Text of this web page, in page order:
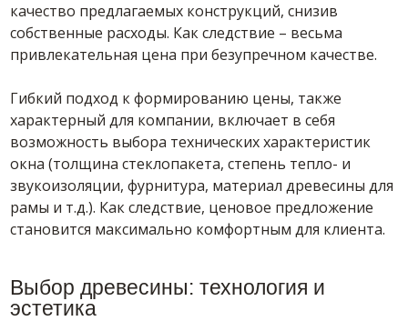
качество предлагаемых конструкций, снизив
собственные расходы. Как следствие – весьма
привлекательная цена при безупречном качестве.
Гибкий подход к формированию цены, также
характерный для компании, включает в себя
возможность выбора технических характеристик
окна (толщина стеклопакета, степень тепло- и
звукоизоляции, фурнитура, материал древесины для
рамы и т.д.). Как следствие, ценовое предложение
становится максимально комфортным для клиента.
Выбор древесины: технология и
эстетика